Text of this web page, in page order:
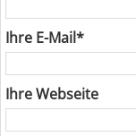
Ihre E-Mail*
Ihre Webseite